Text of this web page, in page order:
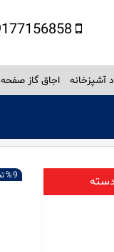
09177156858
آشپزخانه اجاق گاز
9 %